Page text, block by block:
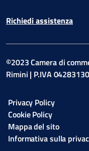
Richiedi assistenza
©2023 Camera di
Rimini | P.IVA
Privacy Policy
Cookie Policy
Mappa del sito
Informativa sulla